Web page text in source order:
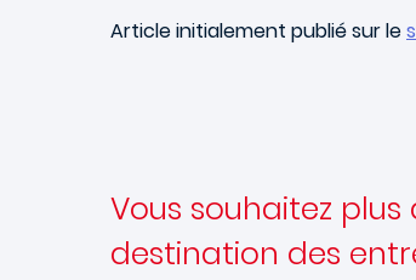
Article initialement publié sur le
Vous souhaitez
destination des